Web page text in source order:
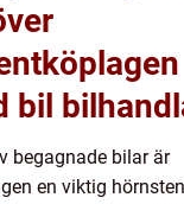
bil
begagnade bilar är
en viktig